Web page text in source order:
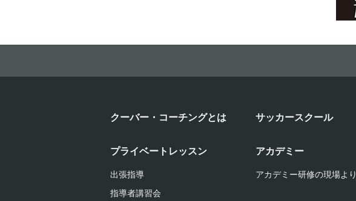
クーバー・コーチングとは サッカースクール
プライベートレッスン
出張指導
指導者講習会
アカデミー
アカデミー研修の現場より